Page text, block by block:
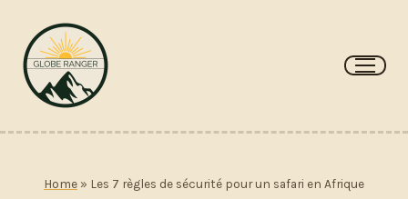
contenu
Home » Les 7 règles de sécurité pour un safari en Afrique